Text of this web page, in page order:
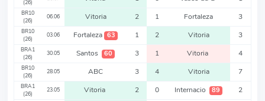
(26)
BR10
(26)
06.06 Vitoria 2 1 Fortaleza 3
BR10
(26)
03.06 Fortaleza 63 1 2 Vitoria 3
BRA1
(26)
30.05 Santos 60 3 1 Vitoria 4
BR10
(26)
28.05 ABC 3 4 Vitoria 7
BRA1
(26)
23.05 Vitoria 2 0 Internacio 89 2